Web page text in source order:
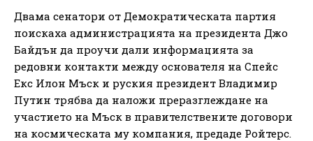
Двама сенатори от Демократическата партия
поискаха администрацията на президента Джо
Байдън да проучи дали информацията за
редовни контакти между основателя на Спейс
Екс Илон Мъск и руския президент Владимир
Путин трябва да наложи преразглеждане на
участието на Мъск в правителствените договори
на космическата му компания, предаде Ройтерс.